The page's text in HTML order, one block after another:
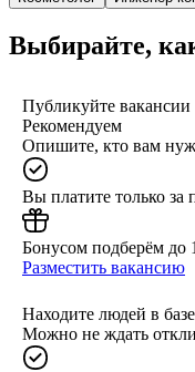
Выбирайте,
Публикуйте вакансии
Рекомендуем
Опишите, кто вам
Вы платите только за
Бонусом подберём до
Разместить вакансию
Находите людей в
Можно не ждать